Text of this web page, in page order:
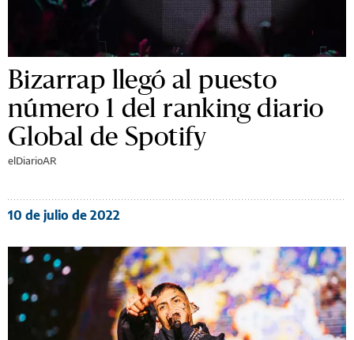
Bizarrap llegó al puesto
número 1 del ranking diario
Global de Spotify
elDiarioAR
10 de julio de 2022